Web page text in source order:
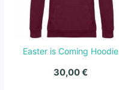
Easter is Coming Hoodie
30,00€